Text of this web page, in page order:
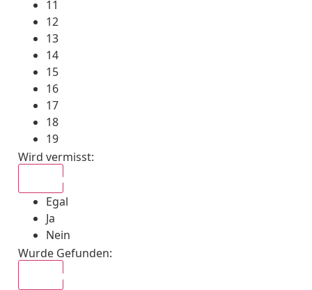
11
12
13
14
15
16
17
18
19
Wird vermisst:
Egal
Ja
Nein
Wurde Gefunden: